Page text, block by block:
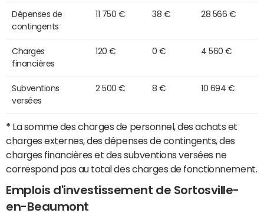
Dépenses de
contingents
11 750 € 38 € 28 566 €
Charges
financières
120 € 0 € 4 560 €
Subventions
versées
2 500 € 8 € 10 694 €
* La somme des charges de personnel, des achats et
charges externes, des dépenses de contingents, des
charges financières et des subventions versées ne
correspond pas au total des charges de fonctionnement.
Emplois d'investissement de Sortosville-
en-Beaumont